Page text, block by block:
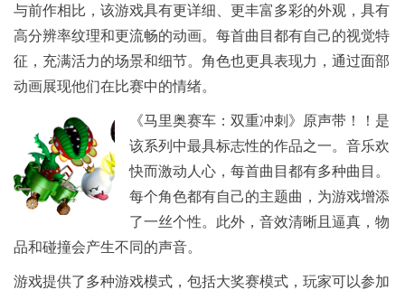
与前作相比，该游戏具有更详细、更丰富多彩的外观，具有
高分辨率纹理和更流畅的动画。每首曲目都有自己的视觉特
征，充满活力的场景和细节。角色也更具表现力，通过面部
动画展现他们在比赛中的情绪。
《马里奥赛车：双重冲刺》原声带！！是
该系列中最具标志性的作品之一。音乐欢
快而激动人心，每首曲目都有多种曲目。
每个角色都有自己的主题曲，为游戏增添
了一丝个性。此外，音效清晰且逼真，物
品和碰撞会产生不同的声音。
游戏提供了多种游戏模式，包括大奖赛模式，玩家可以参加